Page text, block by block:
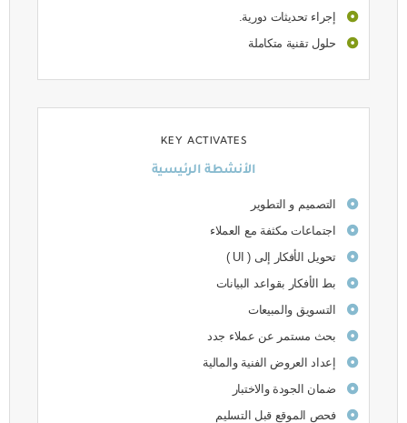
إجراء تحديثات دورية.
حلول تقنية متكاملة
KEY ACTIVATES
الأنشطة الرئيسية
التصميم و التطوير
اجتماعات مكثفة مع العملاء
تحويل الأفكار إلى ( UI )
بط الأفكار بقواعد البيانات
التسويق والمبيعات
بحث مستمر عن عملاء جدد
إعداد العروض الفنية والمالية
ضمان الجودة والاختبار
فحص الموقع قبل التسليم